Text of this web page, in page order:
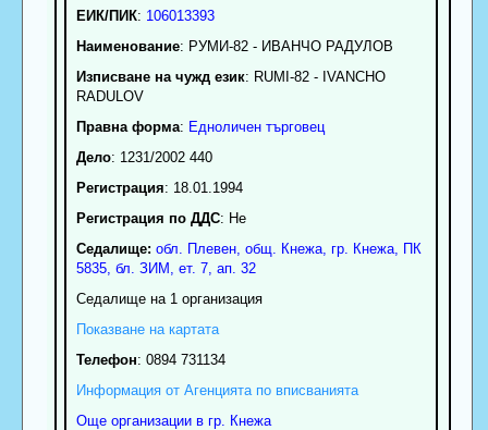
ЕИК/ПИК: 106013393
Наименование: РУМИ-82 - ИВАНЧО РАДУЛОВ
Изписване на чужд език: RUMI-82 - IVANCHO
RADULOV
Правна форма: Едноличен търговец
Дело: 1231/2002 440
Регистрация: 18.01.1994
Регистрация по ДДС: Нe
Седалище: обл. Плевен, общ. Кнежа, гр. Кнежа, ПК
5835, бл. ЗИМ, ет. 7, ап. 32
Седалище на 1 организация
Показване на картата
Телефон: 0894 731134
Информация от Агенцията по вписванията
Още организации в гр. Кнежа